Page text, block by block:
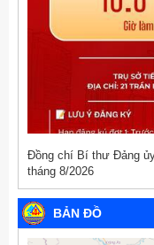
Đồng chí Bí thư Đảng
tháng 8/2026
BẢN ĐỒ